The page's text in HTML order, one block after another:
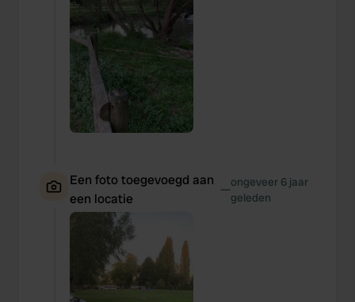
Een foto toegevoegd aan
een locatie
—ongeveer 6 jaar
geleden